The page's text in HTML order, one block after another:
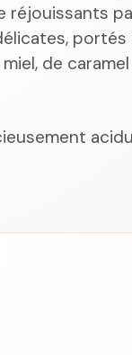
réjouissants
de